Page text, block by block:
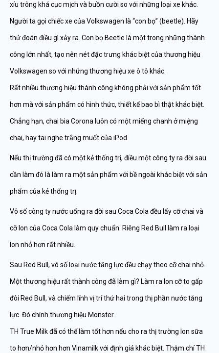
xíu trông khá cục mịch và buồn cười so với những loại xe khác.
Người ta gọi chiếc xe của Volkswagen là “con bọ” (beetle). Hãy
thử đoán điều gì xảy ra. Con bọ Beetle là một trong những thành
công lớn nhất, tạo nên nét đặc trưng khác biệt của thương hiệu
Volkswagen so với những thương hiệu xe ô tô khác.
Rất nhiều thương hiệu thành công không phải với sản phẩm tốt
hơn mà với sản phẩm có hình thức, thiết kế bao bì thật khác biệt.
Chẳng hạn, chai bia Corona luôn có một miếng chanh ở miệng
chai, hay tai nghe trắng muốt của iPod.
Nếu thị trường đã có một kẻ thống trị, điều một công ty ra đời sau
cần làm đó là làm ra một sản phẩm với bề ngoài khác biệt với sản
phẩm của kẻ thống trị.
Vô số công ty nước uống ra đời sau Coca Cola đều lấy cỡ chai và
cỡ lon của Coca Cola làm quy chuẩn. Riêng Red Bull làm ra loại
lon nhỏ hơn rất nhiều.
Sau Red Bull, vô số loại nước tăng lực đều chạy theo cỡ chai nhỏ.
Một thương hiệu rất thành công đã làm gì? Làm ra lon cỡ to gấp
đôi Red Bull, và chiếm lĩnh vị trí thứ hai trong thị phần nước tăng
lực. Đó chính thương hiệu Monster.
TH True Milk đã có thể làm tốt hơn nếu cho ra thị trường lon sữa
to hơn/nhỏ hơn hơn Vinamilk với định giá khác biệt. Thậm chí TH